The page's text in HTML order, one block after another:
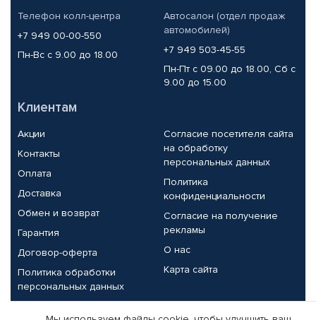
Телефон колл-центра
+7 949 00-00-550
Пн-Вс с 9.00 до 18.00
Автосалон (отдел продаж
автомобилей)
+7 949 503-45-55
Пн-Пт с 09.00 до 18.00, Сб с
9.00 до 15.00
Клиентам
Акции
Контакты
Оплата
Доставка
Обмен и возврат
Гарантия
Договор-оферта
Политика обработки
персональных данных
Согласие посетителя сайта
на обработку
персональных данных
Политика
конфиденциальности
Согласие на получение
рекламы
О нас
Карта сайта